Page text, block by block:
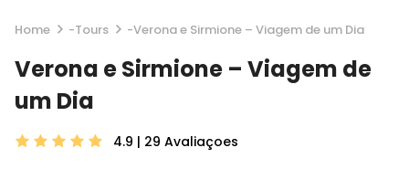
Home -Tours -Verona e Sirmione – Viagem de um Dia
Verona e Sirmione – Viagem de
um Dia
4.9 | 29 Avaliaçoes